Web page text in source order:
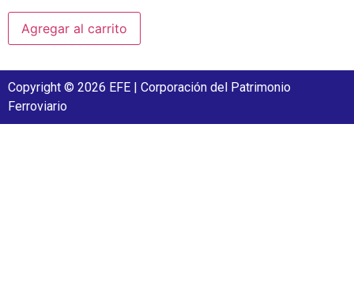
Agregar al carrito
Copyright © 2026 EFE | Corporación del Patrimonio
Ferroviario